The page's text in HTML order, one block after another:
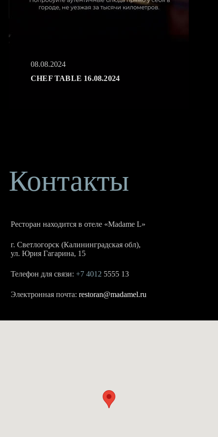
08.08.2024
CHEF TABLE 16.08.2024
Контакты
Ресторан находится в отеле «Madame L»
г. Светлогорск (Калининградская обл),
ул. Юрия Гагарина, 15
Телефон для связи: +7 4012 5555 13
Электронная почта: restoran@madamel.ru